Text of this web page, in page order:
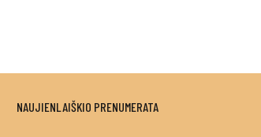
NAUJIENLAIŠKIO PRENUMERATA